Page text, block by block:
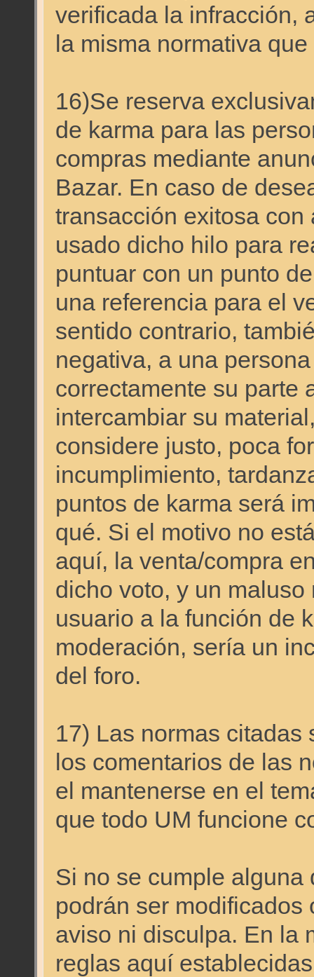
verificada la infracción,
la misma normativa
16)Se reserva
de karma para las
compras mediante
Bazar. En caso de
transacción exitosa
usado dicho hilo para
puntuar con un punto
una referencia para el
sentido contrario,
negativa, a una
correctamente su parte
intercambiar su
considere justo, poca
incumplimiento,
puntos de karma será
qué. Si el motivo no
aquí, la venta/compra
dicho voto, y un
usuario a la función de
moderación, sería un
del foro.
17) Las normas citadas
los comentarios de las
el mantenerse en el
que todo UM funcione
Si no se cumple
podrán ser
aviso ni disculpa. En la
reglas aquí